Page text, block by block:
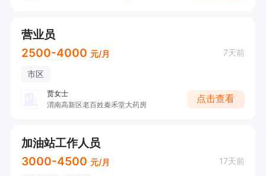
营业员
2500-4000 元/月 7天前
市区
贾女士
渭南高新区老百姓秦禾堂大药房
点击查看
加油站工作人员
3000-4500 元/月 17天前